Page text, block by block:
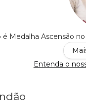
é Medalha Ascensão
Entenda o